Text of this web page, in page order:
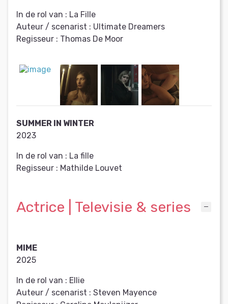
In de rol van : La Fille
Auteur / scenarist : Ultimate Dreamers
Regisseur : Thomas De Moor
SUMMER IN WINTER
2023
In de rol van : La fille
Regisseur : Mathilde Louvet
Actrice | Televisie & series
MIME
2025
In de rol van : Ellie
Auteur / scenarist : Steven Mayence